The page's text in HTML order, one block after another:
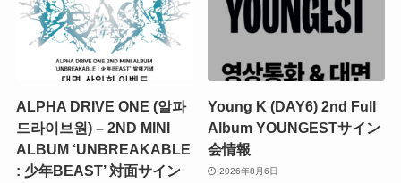
ALPHA DRIVE ONE (알파
드라이브원) – 2ND MINI
ALBUM ‘UNBREAKABLE
: 少年BEAST’ 対面サイン
Young K (DAY6) 2nd Full
Album YOUNGESTサイン
会情報
2026年8月6日